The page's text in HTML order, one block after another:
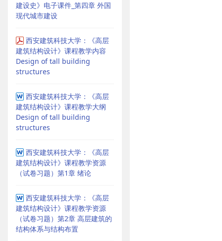
建设史》电子课件_第四章 外国
现代城市建设
西安建筑科技大学：《高层
建筑结构设计》课程教学内容
Design of tall building
structures
西安建筑科技大学：《高层
建筑结构设计》课程教学大纲
Design of tall building
structures
西安建筑科技大学：《高层
建筑结构设计》课程教学资源
（试卷习题）第1章 绪论
西安建筑科技大学：《高层
建筑结构设计》课程教学资源
（试卷习题）第2章 高层建筑的
结构体系与结构布置